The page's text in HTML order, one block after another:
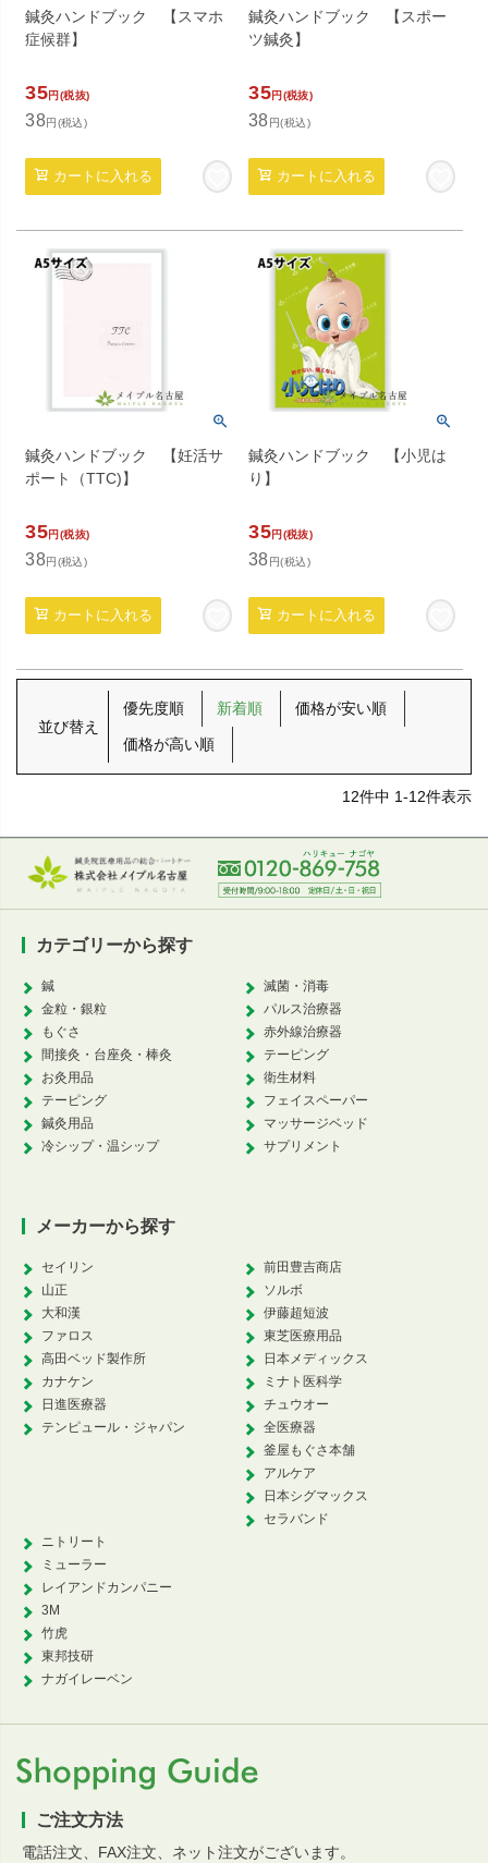
鍼灸ハンドブック 【スマホ
症候群】
35円(税抜)
38円(税込)
カートに入れる
鍼灸ハンドブック 【スポー
ツ鍼灸】
35円(税抜)
38 円(税込)
カートに入れる
鍼灸ハンドブック 【妊活サ
ポート（TTC)】
35円(税抜)
38円(税込)
カートに入れる
鍼灸ハンドブック 【小児は
り】
35円(税抜)
38 円(税込)
カートに入れる
並び替え
優先度順 新着順 価格が安い順
価格が高い順
12件中 1-12件表示
カテゴリーから探す
鍼
金粒・銀粒
もぐさ
間接灸・台座灸・棒灸
お灸用品
テーピング
鍼灸用品
冷シップ・温シップ
滅菌・消毒
パルス治療器
赤外線治療器
テーピング
衛生材料
フェイスペーパー
マッサージベッド
サプリメント
メーカーから探す
セイリン
山正
大和漢
ファロス
高田ベッド製作所
カナケン
日進医療器
テンピュール・ジャパン
前田豊吉商店
ソルボ
伊藤超短波
東芝医療用品
日本メディックス
ミナト医科学
チュウオー
全医療器
釜屋もぐさ本舗
アルケア
日本シグマックス
セラバンド
ニトリート
ミューラー
レイアンドカンパニー
3M
竹虎
東邦技研
ナガイレーベン
ご注文方法
電話注文、FAX注文、ネット注文がございます。